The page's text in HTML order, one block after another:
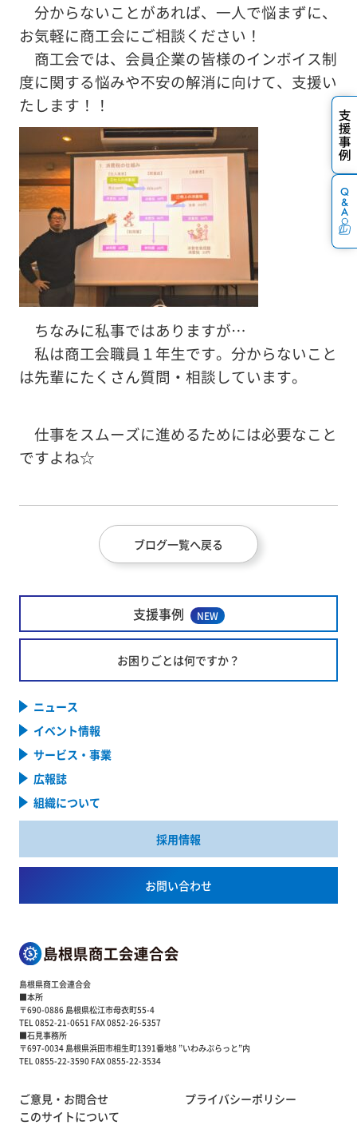
分からないことがあれば、一人で悩まずに、
お気軽に商工会にご相談ください！
商工会では、会員企業の皆様のインボイス制
度に関する悩みや不安の解消に向けて、支援い
たします！！
ちなみに私事ではありますが…
私は商工会職員１年生です。分からないこと
は先輩にたくさん質問・相談しています。
仕事をスムーズに進めるためには必要なこと
ですよね☆
ブログ一覧へ戻る
支援事例 NEW
お困りごとは何ですか？
ニュース
イベント情報
サービス・事業
広報誌
組織について
採用情報
お問い合わせ
島根県商工会連合会
■本所
〒690-0886 島根県松江市母衣町55-4
TEL 0852-21-0651 FAX 0852-26-5357
■石見事務所
〒697-0034 島根県浜田市相生町1391番地8 ”いわみぷらっと”内
TEL 0855-22-3590 FAX 0855-22-3534
ご意見・お問合せ
プライバシーポリシー
このサイトについて